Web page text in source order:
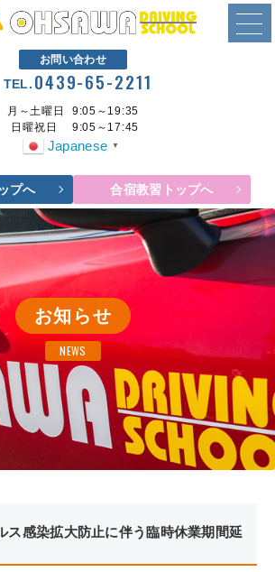
お問い合わせ
TEL. 0439-65-2211
月～土曜日
9:05～19:35
日曜祝日
9:05～17:45
Japanese ▼
プへ 合宿教習トップへ
お知らせ
NEWS
ス感染拡大防止に伴う臨時休業期間延